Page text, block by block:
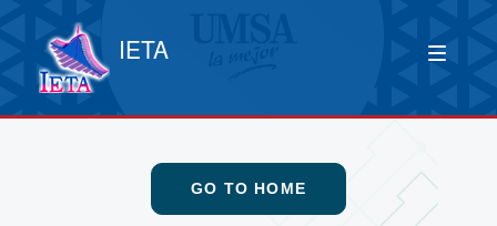
IETA
GO TO HOME